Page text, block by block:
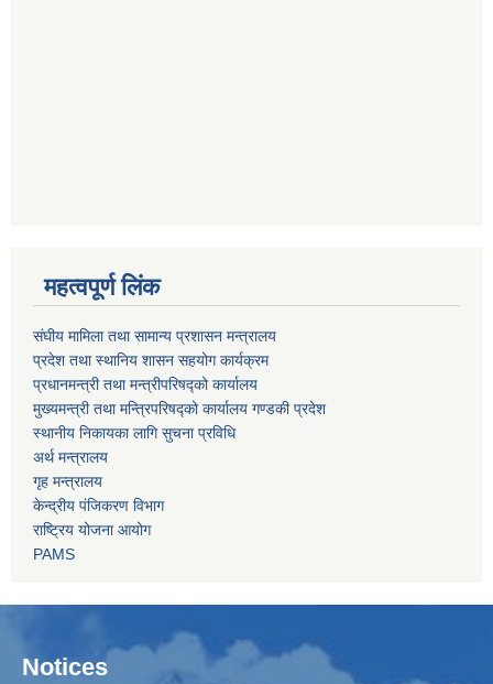
महत्वपूर्ण लिंक
संघीय मामिला तथा सामान्य प्रशासन मन्त्रालय
प्रदेश तथा स्थानिय शासन सहयोग कार्यक्रम
प्रधानमन्त्री तथा मन्त्रीपरिषद्को कार्यालय
मुख्यमन्त्री तथा मन्त्रिपरिषद्को कार्यालय गण्डकी प्रदेश
स्थानीय निकायका लागि सुचना प्रविधि
अर्थ मन्त्रालय
गृह मन्त्रालय
केन्द्रीय पंजिकरण विभाग
राष्ट्रिय योजना आयोग
PAMS
Notices